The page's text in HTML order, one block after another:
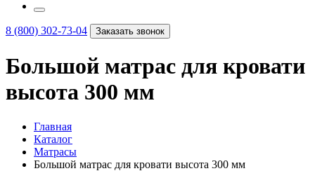
8 (800) 302-73-04 Заказать звонок
Большой матрас для кровати
высота 300 мм
Главная
Каталог
Матрасы
Большой матрас для кровати высота 300 мм